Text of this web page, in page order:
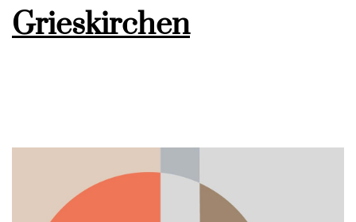
Grieskirchen